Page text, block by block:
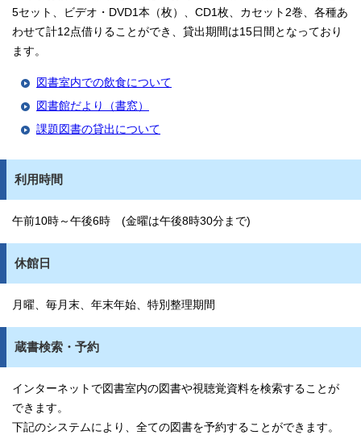
5セット、ビデオ・DVD1本（枚）、CD1枚、カセット2巻、各種あ
わせて計12点借りることができ、貸出期間は15日間となっており
ます。
図書室内での飲食について
図書館だより（書窓）
課題図書の貸出について
利用時間
午前10時～午後6時 (金曜は午後8時30分まで)
休館日
月曜、毎月末、年末年始、特別整理期間
蔵書検索・予約
インターネットで図書室内の図書や視聴覚資料を検索することが
できます。
下記のシステムにより、全ての図書を予約することができます。